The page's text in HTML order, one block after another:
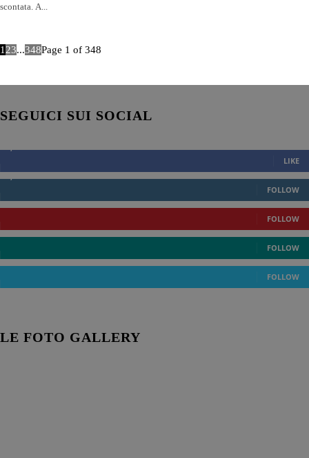
scontata. A...
1 23...348Page 1 of 348
SEGUICI SUI SOCIAL
LIKE
FOLLOW
FOLLOW
FOLLOW
FOLLOW
LE FOTO GALLERY